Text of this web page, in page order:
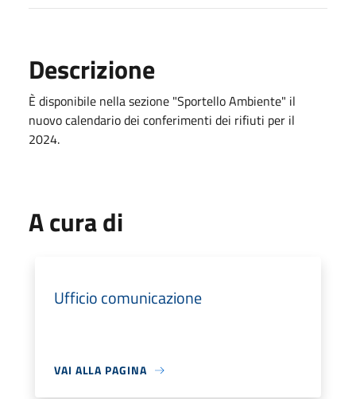
Descrizione
È disponibile nella sezione "Sportello Ambiente" il
nuovo calendario dei conferimenti dei rifiuti per il
2024.
A cura di
Ufficio comunicazione
VAI ALLA PAGINA